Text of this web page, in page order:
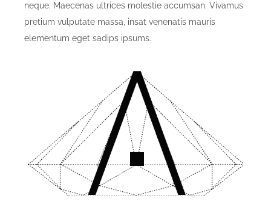
neque. Maecenas ultrices molestie accumsan. Vivamus
pretium vulputate massa, insat venenatis mauris
elementum eget sadips ipsums.